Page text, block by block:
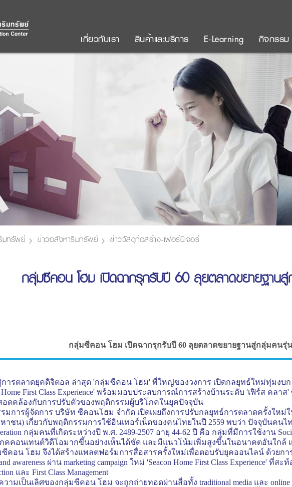
เกี่ยวกับเรา สินค้าและบริการ E-Learning กิจกรรม
มทรัพย์ ข่าวอสังหาริมทรัพย์ ข่าววัสดุก่อสร้าง-เฟอร์นิเจอร์
กลุ่มซีคอน โฮม เปิดฉากรุกรับปี 60 ลุยตลาดขยายฐาน
กลุ่มซีคอน โฮม เปิดฉากรุกรับปี 60 ลุยตลาดขยายฐานสู่กลุ่มคนรุ่
ารตลาดยุคดิจิตอล ล่าสุด 'กลุ่มซีคอน โฮม' พี่ใหญ่ของวงการ เปิดกลยุทธ์ใหม่ทุ่มงบ
First Class Experience' พร้อมมอบประสบการณ์การสร้างบ้านระดับ 'เฟิร์ส คลาส'
อดคล้องกับการปรับตัวของพฤติกรรมผู้บริโภคในยุคปัจจุบัน
การผู้จัดการ บริษัท ซีคอนโฮม จำกัด เปิดเผยถึงการปรับกลยุทธ์การตลาดครั้งให
าชน) เกี่ยวกับพฤติกรรมการใช้อินเทอร์เน็ตของคนไทยในปี 2559 พบว่า ปัจจุบันคนไ
กลุ่มคนที่เกิดระหว่างปี พ.ศ. 2489-2507 อายุ 44-62 ปี คือ กลุ่มที่มีการใช้งาน
คคอนเทนต์วิดีโอมากขึ้นอย่างเห็นได้ชัด และมีแนวโน้มเพิ่มสูงขึ้นในอนาคตอันใกล้
ซีคอน โฮม จึงได้สร้างแพลตฟอร์มการสื่อสารครั้งใหม่เพื่อตอบรับยุคออนไลน์ ด้วย
awareness ผ่าน marketing campaign ใหม่ 'Seacon Home First Class Experience' ที่สะท้
และ First Class Management
ามเป็นเลิศของกลุ่มซีคอน โฮม จะถูกถ่ายทอดผ่านสื่อทั้ง traditional media และ online